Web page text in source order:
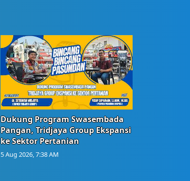
Dukung Program Swasembada
Pangan, Tridjaya Group Ekspansi
ke Sektor Pertanian
5 Aug 2026, 7:38 AM